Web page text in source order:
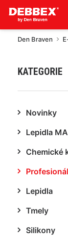
Den Braven
KATEGORIE
Novinky
Lepidla
Chemické
Lepidla
Tmely
Silikony